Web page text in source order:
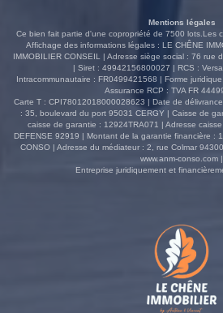
Mentions légales
Ce bien fait partie d'une copropriété de 7500 lots.Les
Affichage des informations légales : LE CHÊNE
IMMOBILIER CONSEIL | Adresse siège social : 76 rue
| Siret : 49942156800027 | RCS :
Intracommunautaire : FR0499421568 | Forme
Assurance RCP : TVA FR
Carte T : CPI78012018000028623 | Date de
: 35, boulevard du port 95031 CERGY | Caisse de
caisse de garantie : 12924TRA071 | Adresse
DEFENSE 92919 | Montant de la garantie financière :
CONSO | Adresse du médiateur : 2, rue Colmar
www.anm-conso.com |
Entreprise juridiquement et